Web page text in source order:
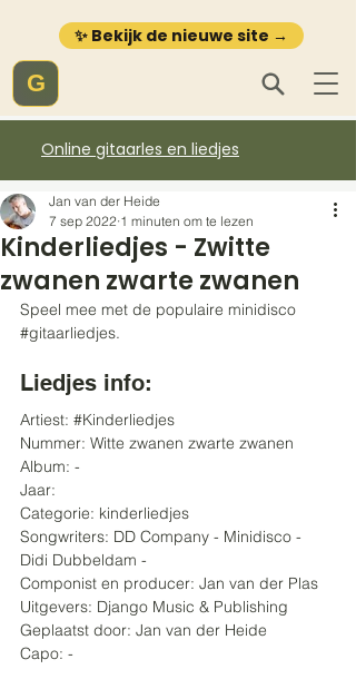
✨ Bekijk de nieuwe site →
G
Online gitaarles en liedjes
Kinderliedjes - Zwitte
zwanen zwarte zwanen
Jan van der Heide
7 sep 2022 1 minuten om te lezen
Speel mee met de populaire minidisco
#gitaarliedjes.
Liedjes info:
Artiest: #Kinderliedjes
Nummer: Witte zwanen zwarte zwanen
Album: -
Jaar:
Categorie: kinderliedjes
Songwriters: DD Company - Minidisco -
Didi Dubbeldam -
Componist en producer: Jan van der Plas
Uitgevers: Django Music & Publishing
Geplaatst door: Jan van der Heide
Capo: -